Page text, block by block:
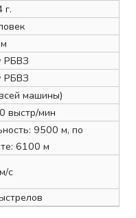
г.
РБВЗ
РБВЗ
машины)
выстр/мин
9500 м, по
6100 м
с